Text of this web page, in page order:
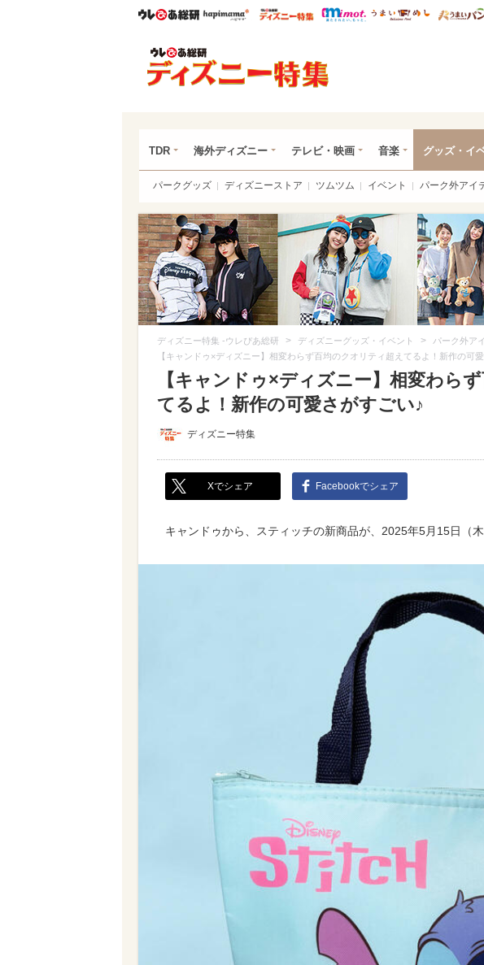
ウレぴあ総研ハピママ* ウレぴあ総研 ディズニー特集
mimot. うまいめ
TDR 海外ディズニー テレビ・映画 音楽 グッズ・イ
パークグッズ ディズニーストア ツムツム イベント パーク外アイ
ディズニー特集 -ウレぴあ総研 > ディズニーグッズ・イベント > パーク外ア
【キャンドゥ×ディズニー】相変わらず百均のクオリティ超えてるよ！新作の可
【キャンドゥ×ディズニー】相変わら
てるよ！新作の可愛さがすごい♪
ディズニー特集
Xでシェア Facebookでシェア
キャンドゥから、スティッチの新商品が、2025年5月15日（